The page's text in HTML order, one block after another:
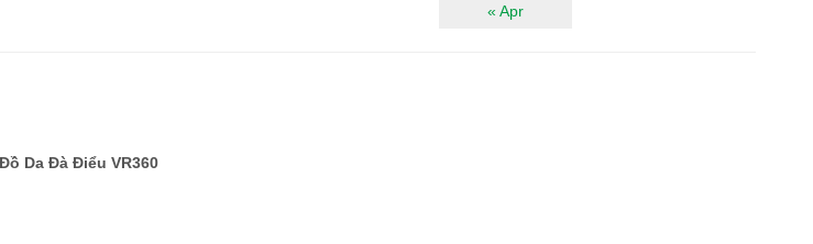
« Apr
Da Đà Điểu VR360